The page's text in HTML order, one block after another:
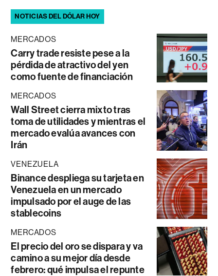
NOTICIAS DEL DÓLAR HOY
MERCADOS
Carry trade resiste pese a la
pérdida de atractivo del yen
como fuente de financiación
MERCADOS
Wall Street cierra mixto tras
toma de utilidades y mientras el
mercado evalúa avances con
Irán
VENEZUELA
Binance despliega su tarjeta en
Venezuela en un mercado
impulsado por el auge de las
stablecoins
MERCADOS
El precio del oro se dispara y va
camino a su mejor día desde
febrero: qué impulsa el repunte